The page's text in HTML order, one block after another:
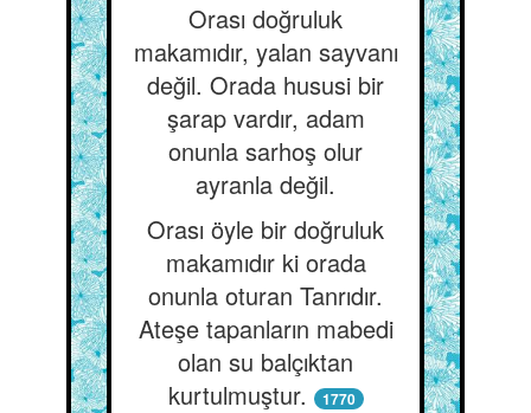
Orası doğruluk
makamıdır, yalan sayvanı
değil. Orada hususi bir
şarap vardır, adam
onunla sarhoş olur
ayranla değil.
Orası öyle bir doğruluk
makamıdır ki orada
onunla oturan Tanrıdır.
Ateşe tapanların mabedi
olan su balçıktan
kurtulmuştur.
1770